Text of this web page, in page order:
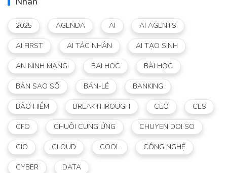
2025 AGENDA AI AI AGENTS
AI FIRST AI TÁC NHÂN AI TẠO SINH
AN NINH MẠNG BAI HOC BÀI HỌC
BẢN SAO SỐ BÁN-LẺ BANKING
BẢO HIỂM BREAKTHROUGH CEO CES
CFO CHUỖI CUNG ỨNG CHUYEN DOI SO
CIO CLOUD COOL CÔNG NGHỆ
CYBER DATA